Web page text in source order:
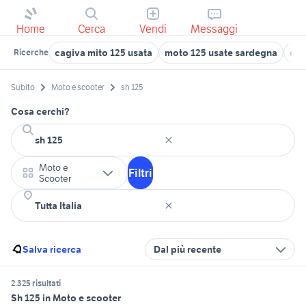
Home Cerca Vendi Messaggi
Ricerche cagiva mito 125 usata moto 125 usate sardegna
Subito Moto e scooter sh 125
Cosa cerchi?
Moto e
Scooter
Filtri
Salva ricerca Dal più recente
2.325 risultati
Sh 125 in Moto e scooter